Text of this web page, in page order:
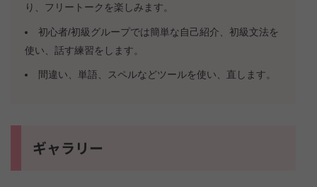
り、フリートークを楽しみます。
初心者/初級グループでは簡単な自己紹介、初級文法を
使い、話す練習をします。
間違い、単語、スペルなどツールを使い、直します。
ギャラリー